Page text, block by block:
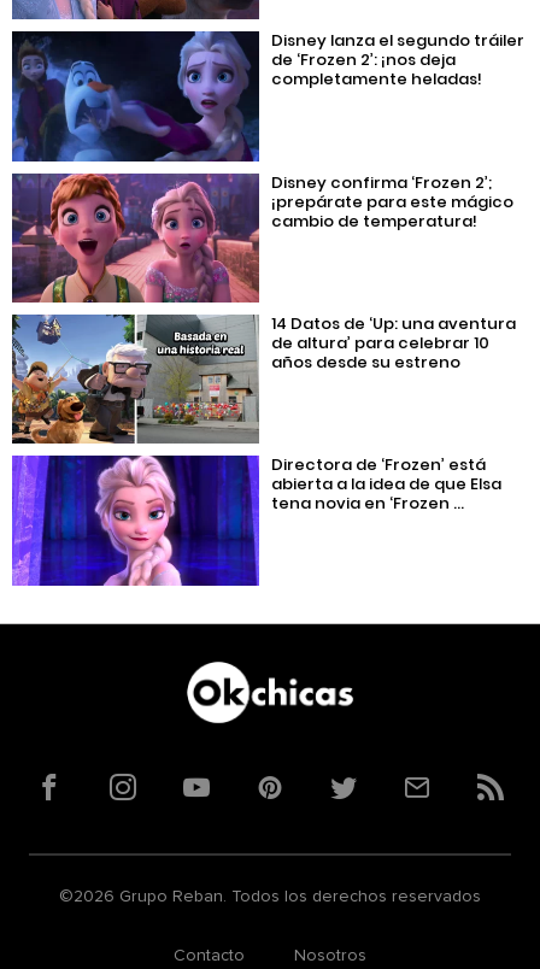
Disney lanza el segundo tráiler
de ‘Frozen 2’: ¡nos deja
completamente heladas!
Disney confirma ‘Frozen 2’;
¡prepárate para este mágico
cambio de temperatura!
14 Datos de ‘Up: una aventura
de altura’ para celebrar 10
años desde su estreno
Directora de ‘Frozen’ está
abierta a la idea de que Elsa
tena novia en ‘Frozen ...
FacebookInstagramYouTubePinterestTwitterCorreoRSS
©2026 Grupo Reban. Todos los derechos reservados
Contacto Nosotros